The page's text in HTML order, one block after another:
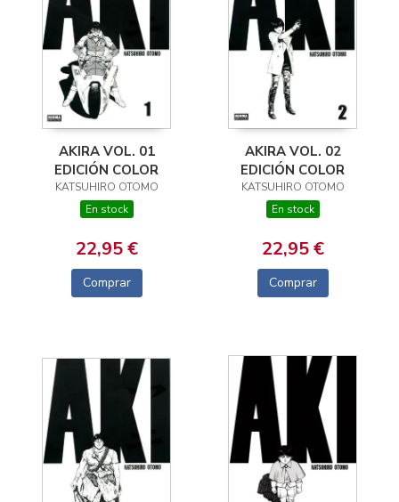
AKIRA VOL. 01
EDICIÓN COLOR
KATSUHIRO OTOMO
En stock
22,95 €
Comprar
AKIRA VOL. 02
EDICIÓN COLOR
KATSUHIRO OTOMO
En stock
22,95 €
Comprar